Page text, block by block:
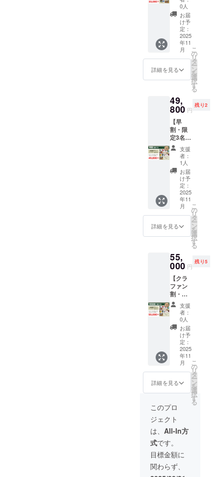
んなあ
なたに
おすす
めの、
香りを
深く楽
しむ
です
らない
先行体
験サイ
ズ。本
体サイ
ズとは
また違
ちょこ
んと愛
と、ふ
わっと
やさし
く広が
る香り
をお楽
しみく
ださ
い。
【セッ
ト内
容】 ・
ベーカ
リー
キャン
・ミニ
キャン
ドル1個
はおま
かせ &
お楽し
み） ・
Wildrac
eオリジ
ナルポ
スト
カード
「今日
はどの
香りに
しよ
う？」
そんな
間も楽
しめ
Wildrac
eの香り
に包ま
れる毎
日で癒
されて
くださ
い。
贅沢な
セット
です。
ミニ
キャン
ドル
は、発
売未定
なの
でしか
手に入
らない
先行体
験サイ
ズ。本
体サイ
ズとは
また違
う、
ちょこ
んと愛
らしい
佇まい
と、ふ
やさし
く広が
しみく
ださ
い。
【セッ
ト内
容】 ・
ベーカ
リー
キャン
ドル3種
・ミニ
キャン
ドル1個
（香り
はおま
お楽し
み） ・
Wildrac
eオリジ
ナルポ
スト
カード
「今日
はどの
香りに
しよ
う？」
て送料
込）
Wildrac
eを深く
愛する
方のた
めにご
用意し
た、特
定番
キャン
ドルに
加え
て、日
本未発
売のレ
アアイ
テムや
ギフト
セット
をいち
早くお
届けし
ます。
香り・
デザイ
共感す
るあな
たに。
未来の
ファン
コミュ
ニティ
を一緒
につ
くって
いく仲
間とし
て、心
からの
ありが
込め
て。
ト内
容】 ・
ベーカ
リー
ドル3種
・【日
本未発
売&発売
＼今だ
けの特
別仕様
／日本
発売未
定キャ
ンドル
入り
Wildrac
eプレミ
アム体
BOX［
限定
版］
【支援
額】 ・
超早
割：
33,000
円（限
定15
名） ※
送料込
Wildrac
eを深く
愛する
方のた
別な
ファン
BOX。
定番
キャン
ドルに
加え
て、日
本未発
売のレ
アアイ
テムや
ギフト
セット
をいち
早くお
届けし
デザイ
念のす
べてに
共感す
るあな
たに。
未来の
ファン
0人
お届
け予
定：
2025
年11
月
詳細を見る
こ
の
リ
タ
ー
ン
を
選
択
す
る
49,
800 円
残り2
【早
割・限
定3名】
＼
Wildrac
e アン
バサ
ダー認
定BOX
Wildrac
e 灯り
の宝箱
セット
［数量
限定・
プラ
ン］
【支援
額】 ・
超早
割：
49,800
円（限
定5名）
※すべて
送料込
Wildrac
eをとこ
とん楽
しみ尽
くした
いあな
本未発
売キャ
ンドル
＆全ラ
イン
ナップ
を詰め
込ん
だ、ク
支援
者：
1人
お届
け予
定：
2025
年11
月
詳細を見る
こ
の
リ
タ
ー
ン
を
選
択
す
る
55,
000 円
残り5
【クラ
ファン
割・限
定5名】
＼
Wildrac
e アン
バサ
ダー認
定BOX
Wildrac
e 灯り
の宝箱
セット
［数量
限定・
最高峰
プラ
ン］
【支援
額】 ・
超早
割：
55,000
円（限
支援
者：
0人
お届
け予
定：
2025
年11
月
詳細を見る
こ
の
リ
タ
ー
ン
を
選
択
す
る
このプロ
ジェクト
は、 All-In方
式です。
目標金額に
関わらず、